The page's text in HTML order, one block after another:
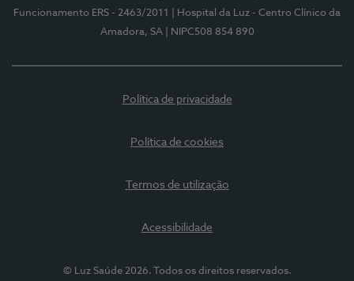
Funcionamento ERS - 2463/2011
| Hospital da Luz - Centro Clínico da
Amadora, SA
| NIPC508 854 890
Política de privacidade
Política de cookies
Termos de utilização
Acessibilidade
© Luz Saúde 2026. Todos os direitos reservados.